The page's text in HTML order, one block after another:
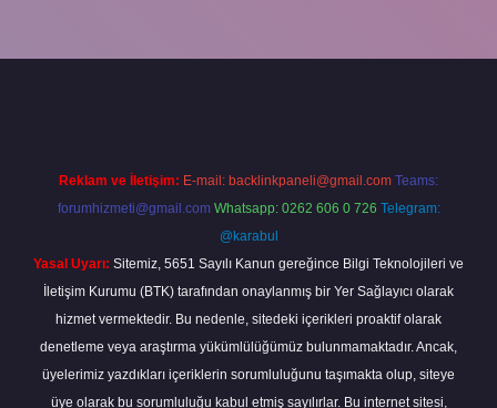
Reklam ve İletişim: E-mail: backlinkpaneli@gmail.com Teams:
forumhizmeti@gmail.com Whatsapp: 0262 606 0 726 Telegram:
@karabul
Yasal Uyarı: Sitemiz, 5651 Sayılı Kanun gereğince Bilgi Teknolojileri ve
İletişim Kurumu (BTK) tarafından onaylanmış bir Yer Sağlayıcı olarak
hizmet vermektedir. Bu nedenle, sitedeki içerikleri proaktif olarak
denetleme veya araştırma yükümlülüğümüz bulunmamaktadır. Ancak,
üyelerimiz yazdıkları içeriklerin sorumluluğunu taşımakta olup, siteye
üye olarak bu sorumluluğu kabul etmiş sayılırlar. Bu internet sitesi,